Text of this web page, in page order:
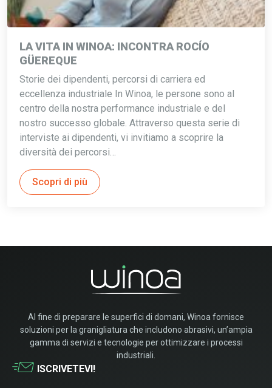
LA VITA IN WINOA: INCONTRA ROCÍO
GÜEREQUE
Storie dei dipendenti, percorsi di carriera ed
eccellenza industriale In Winoa, le persone sono al
centro della nostra performance industriale e del
nostro successo globale. Attraverso questa serie di
interviste ai dipendenti, vi invitiamo a scoprire la
diversità dei percorsi…
Scopri di più
Al fine di preparare le superfici di domani, Winoa fornisce
soluzioni per la granigliatura che includono abrasivi, un’ampia
gamma di servizi e tecnologie per ottimizzare i processi
industriali.
ISCRIVETEVI!